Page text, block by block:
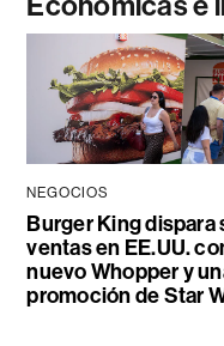
NEGOCIOS
Burger King dispara
ventas en EE.UU.
nuevo Whopper y
promoción de Star